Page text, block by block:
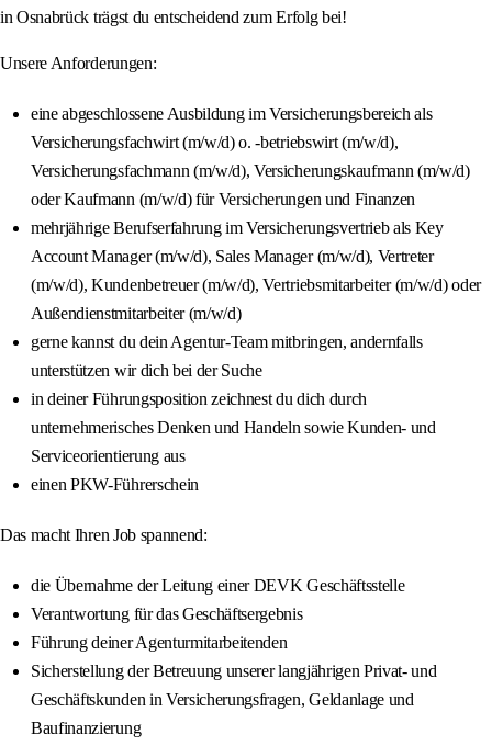
in Osnabrück trägst du entscheidend zum Erfolg bei!
Unsere Anforderungen:
eine abgeschlossene Ausbildung im Versicherungsbereich als
Versicherungsfachwirt (m/w/d) o. -betriebswirt (m/w/d),
Versicherungsfachmann (m/w/d), Versicherungskaufmann (m/w/d)
oder Kaufmann (m/w/d) für Versicherungen und Finanzen
mehrjährige Berufserfahrung im Versicherungsvertrieb als Key
Account Manager (m/w/d), Sales Manager (m/w/d), Vertreter
(m/w/d), Kundenbetreuer (m/w/d), Vertriebsmitarbeiter (m/w/d) oder
Außendienstmitarbeiter (m/w/d)
gerne kannst du dein Agentur-Team mitbringen, andernfalls
unterstützen wir dich bei der Suche
in deiner Führungsposition zeichnest du dich durch
unternehmerisches Denken und Handeln sowie Kunden- und
Serviceorientierung aus
einen PKW-Führerschein
Das macht Ihren Job spannend:
die Übernahme der Leitung einer DEVK Geschäftsstelle
Verantwortung für das Geschäftsergebnis
Führung deiner Agenturmitarbeitenden
Sicherstellung der Betreuung unserer langjährigen Privat- und
Geschäftskunden in Versicherungsfragen, Geldanlage und
Baufinanzierung